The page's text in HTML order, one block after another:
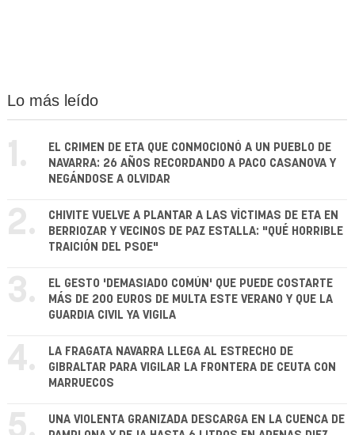
Lo más leído
1.
EL CRIMEN DE ETA QUE CONMOCIONÓ A UN PUEBLO DE
NAVARRA: 26 AÑOS RECORDANDO A PACO CASANOVA Y
NEGÁNDOSE A OLVIDAR
2.
CHIVITE VUELVE A PLANTAR A LAS VÍCTIMAS DE ETA EN
BERRIOZAR Y VECINOS DE PAZ ESTALLA: "QUÉ HORRIBLE
TRAICIÓN DEL PSOE"
3.
EL GESTO 'DEMASIADO COMÚN' QUE PUEDE COSTARTE
MÁS DE 200 EUROS DE MULTA ESTE VERANO Y QUE LA
GUARDIA CIVIL YA VIGILA
4.
LA FRAGATA NAVARRA LLEGA AL ESTRECHO DE
GIBRALTAR PARA VIGILAR LA FRONTERA DE CEUTA CON
MARRUECOS
UNA VIOLENTA GRANIZADA DESCARGA EN LA CUENCA DE